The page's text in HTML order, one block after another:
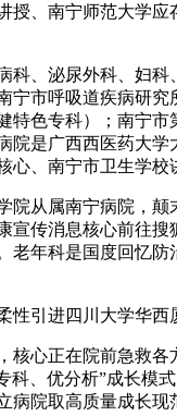
、南宁师范大学
泌尿外科、妇科
市呼吸道疾病研
特色专科）；南宁
是广西西医药大
、南宁市卫生学校
属南宁病院，颠
传消息核心前往
老年科是国度回忆
进四川大学华西
正在院前急救各
科、优分析”成长模
病院取高质量成长现